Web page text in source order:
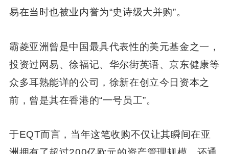
易在当时也被业内誉为“史诗级大并购”。
霸菱亚洲曾是中国最具代表性的美元基金之一，
投资过网易、徐福记、华尔街英语、京东健康等
众多耳熟能详的公司，徐新在创立今日资本之
前，曾是其在香港的“一号员工”。
于EQT而言，当年这笔收购不仅让其瞬间在亚